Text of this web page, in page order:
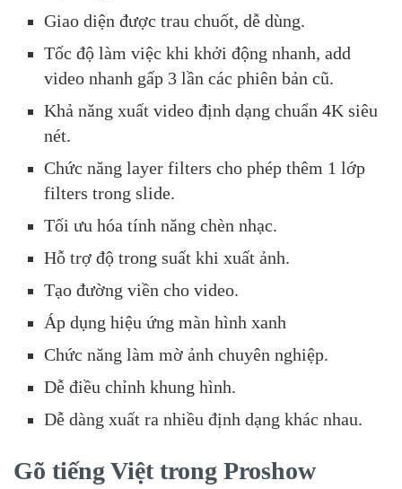
Giao diện được trau chuốt, dễ dùng.
Tốc độ làm việc khi khởi động nhanh, add
video nhanh gấp 3 lần các phiên bản cũ.
Khả năng xuất video định dạng chuẩn 4K siêu
nét.
Chức năng layer filters cho phép thêm 1 lớp
filters trong slide.
Tối ưu hóa tính năng chèn nhạc.
Hỗ trợ độ trong suất khi xuất ảnh.
Tạo đường viền cho video.
Áp dụng hiệu ứng màn hình xanh
Chức năng làm mờ ảnh chuyên nghiệp.
Dễ điều chỉnh khung hình.
Dễ dàng xuất ra nhiều định dạng khác nhau.
Gõ tiếng Việt trong Proshow